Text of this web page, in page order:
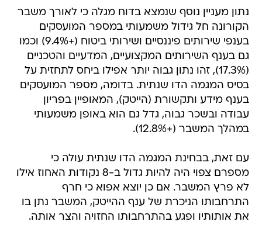
נתון מעניין נוסף שנמצא בדוח מגלה כי לאורך משבר
הקורונה חל גידול משמעותי במספר המועסקים
בענפי שירותים פיננסיים ושירותי ביטוח (+9.4%) וכמו
גם בענף השירותים המקצועיים, המדעיים והטכניים
(17.3%), זהו נתון גבוה יותר אפילו ביחס לתחזית על
בסיס המגמה הדו שנתית. בדומה, מספר המועסקים
בענף מידע ותקשורת (הייטק), המאופיין בפריון
עבודה ובשכר גבוה, גדל גם הוא באופן משמעותי
במהלך המשבר (+12.8%).
עם זאת, בבחינת המגמה הדו שנתית עולה כי
מספרם צפוי היה להיות גדול ב-8 נקודות האחוז אילו
לא פרץ המשבר. אם כן יוצא אפוא כי חרף
התרחבותו הניכרת של ענף ההייטק, המשבר נתן בו
את אותותיו ופגע בהתרחבותו החזויה והצר אותה.